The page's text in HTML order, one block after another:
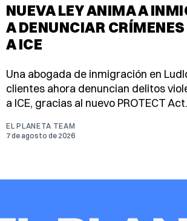
NUEVA LEY ANIMA A
A DENUNCIAR
A ICE
Una abogada de inmigración en
clientes ahora denuncian delitos
a ICE, gracias al nuevo PROTECT Act.
EL PLANETA TEAM
7 de agosto de 2026